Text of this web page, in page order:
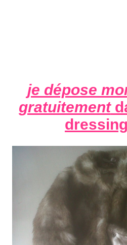
je dépose
gratuitement